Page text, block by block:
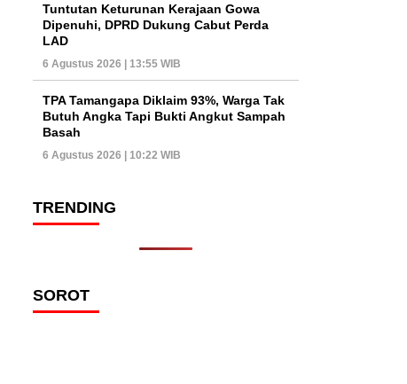
Tuntutan Keturunan Kerajaan Gowa
Dipenuhi, DPRD Dukung Cabut Perda
LAD
6 Agustus 2026 | 13:55 WIB
TPA Tamangapa Diklaim 93%, Warga Tak
Butuh Angka Tapi Bukti Angkut Sampah
Basah
6 Agustus 2026 | 10:22 WIB
TRENDING
SOROT